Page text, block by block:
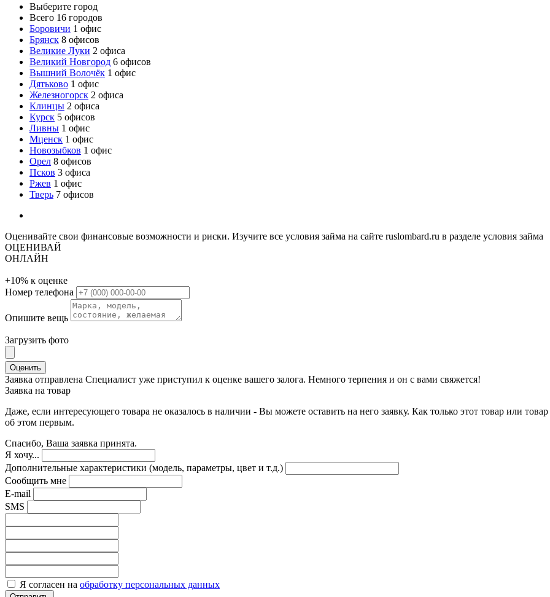
Выберите город
Всего 16 городов
Боровичи 1 офис
Брянск 8 офисов
Великие Луки 2 офиса
Великий Новгород 6 офисов
Вышний Волочёк 1 офис
Дятьково 1 офис
Железногорск 2 офиса
Клинцы 2 офиса
Курск 5 офисов
Ливны 1 офис
Мценск 1 офис
Новозыбков 1 офис
Орел 8 офисов
Псков 3 офиса
Ржев 1 офис
Тверь 7 офисов
Оценивайте свои финансовые возможности и риски. Изучите все условия займа на сайте ruslombard.ru в разделе условия займа
ОЦЕНИВАЙ
ОНЛАЙН
+10% к оценке
Номер телефона
Опишите вещь
Загрузить фото
Оценить
Заявка отправлена Специалист уже приступил к оценке вашего залога. Немного терпения и он с вами свяжется!
Заявка на товар
Даже, если интересующего товара не оказалось в наличии - Вы можете оставить на него заявку. Как только этот товар или
об этом первым.
Спасибо, Ваша заявка принята.
Я хочу...
Дополнительные характеристики (модель, параметры, цвет и т.д.)
Сообщить мне
E-mail
SMS
Я согласен на обработку персональных данных